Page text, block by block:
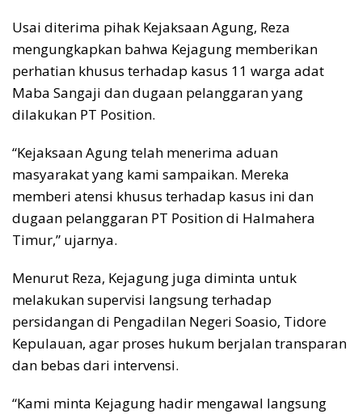
Usai diterima pihak Kejaksaan Agung, Reza
mengungkapkan bahwa Kejagung memberikan
perhatian khusus terhadap kasus 11 warga adat
Maba Sangaji dan dugaan pelanggaran yang
dilakukan PT Position.
“Kejaksaan Agung telah menerima aduan
masyarakat yang kami sampaikan. Mereka
memberi atensi khusus terhadap kasus ini dan
dugaan pelanggaran PT Position di Halmahera
Timur,” ujarnya.
Menurut Reza, Kejagung juga diminta untuk
melakukan supervisi langsung terhadap
persidangan di Pengadilan Negeri Soasio, Tidore
Kepulauan, agar proses hukum berjalan transparan
dan bebas dari intervensi.
“Kami minta Kejagung hadir mengawal langsung